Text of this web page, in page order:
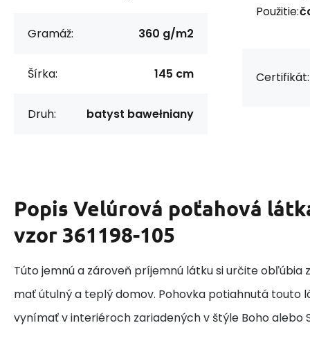
Gramáž: 360 g/m2
Šírka: 145 cm
Druh: batyst bawełniany
Použitie:
Certifikát:
Popis Velúrová poťahová
vzor 361198-105
Túto jemnú a zároveň príjemnú látku si určite obľúbia
mať útulný a teplý domov. Pohovka potiahnutá touto
vynímať v interiéroch zariadených v štýle Boho alebo